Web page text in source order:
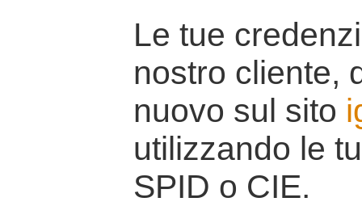
Le tue
nostro cliente,
nuovo sul sito
utilizzando le
SPID o CIE.